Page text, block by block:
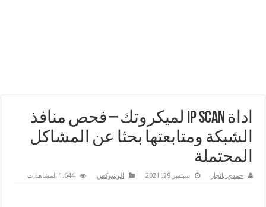
اداة IP Scan لميكروتك – فحص منافذ
الشبكة ومتابعتها بحثا عن المشاكل
المحتملة
حمدي بانجار سبتمبر 29, 2021 الوينبوكس 1,644 المشاهدات